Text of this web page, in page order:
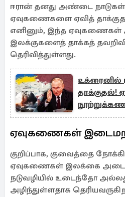
ஈரான் தனது அண்டை நாடுகள்
ஏவுகணைகளை ஏவித்
எனினும், இந்த
இலக்குகளைத் தாக்கத்
தெரிவித்துள்ளது.
உக்ரைனில்
தாக்குதல்!
ஏவுகணைகள்
குறிப்பாக, குவைத்தை
ஏவுகணைகள் இலக்கை
நடுவழியில் உடைந்தோ
அழிந்துள்ளதாக